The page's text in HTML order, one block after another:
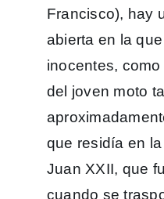
Francisco), hay
abierta en la
inocentes,
del joven moto
que residía en
Juan XXII, que
cuando se